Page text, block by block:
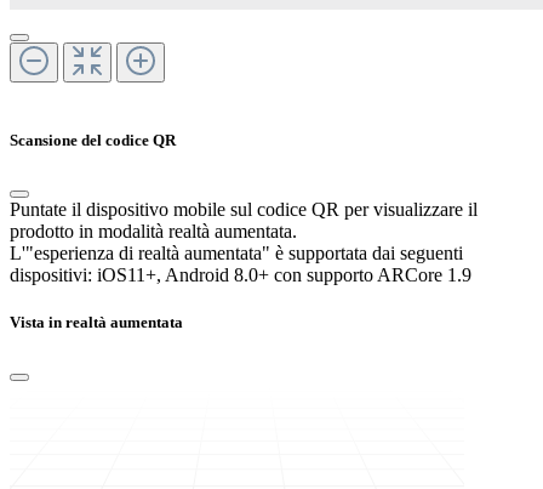
Scansione del codice QR
Puntate il dispositivo mobile sul codice QR per visualizzare il
prodotto in modalità realtà aumentata.
L'"esperienza di realtà aumentata" è supportata dai seguenti
dispositivi: iOS11+, Android 8.0+ con supporto ARCore 1.9
Vista in realtà aumentata